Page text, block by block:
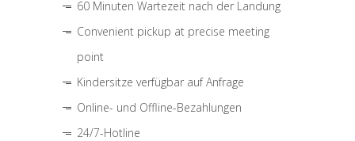
60 Minuten Wartezeit nach der Landung
Convenient pickup at precise meeting
point
Kindersitze verfügbar auf Anfrage
Online- und Offline-Bezahlungen
24/7-Hotline